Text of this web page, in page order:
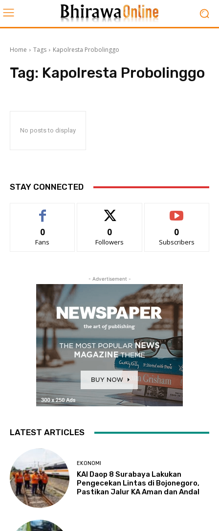
Home Tags Kapolresta Probolinggo
Tag: Kapolresta Probolinggo
No posts to display
STAY CONNECTED
0
Fans
0
Followers
0
Subscribers
- Advertisement -
LATEST ARTICLES
EKONOMI
KAI Daop 8 Surabaya Lakukan
Pengecekan Lintas di Bojonegoro,
Pastikan Jalur KA Aman dan Andal